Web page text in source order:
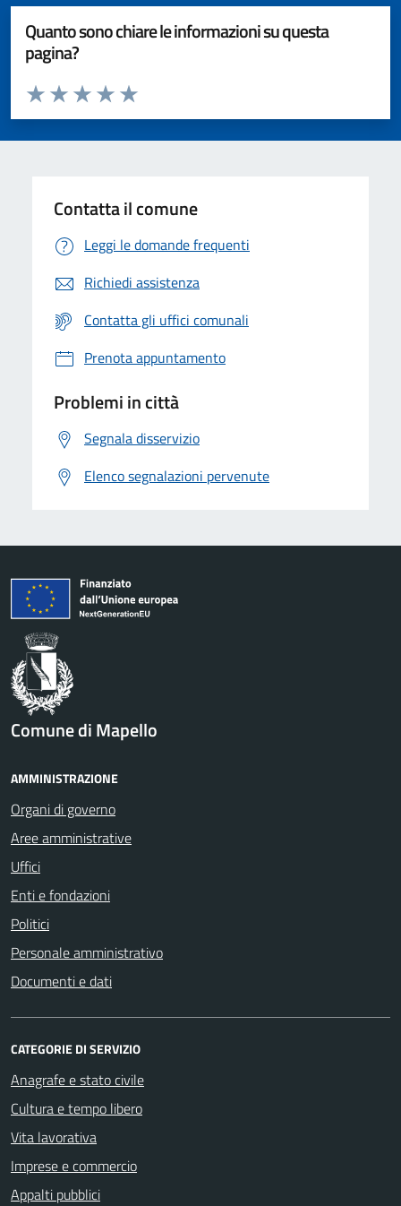
Quanto sono chiare le informazioni su questa
pagina?
Valuta da 1 a 5 stelle la pagina
Valuta 5 stelle su 5
Valuta 4 stelle su 5
Valuta 3 stelle su 5
Valuta 2 stelle su 5
Valuta 1 stelle su 5
Contatta il comune
Leggi le domande frequenti
Richiedi assistenza
Contatta gli uffici comunali
Prenota appuntamento
Problemi in città
Segnala disservizio
Elenco segnalazioni pervenute
Comune di Mapello
AMMINISTRAZIONE
Organi di governo
Aree amministrative
Uffici
Enti e fondazioni
Politici
Personale amministrativo
Documenti e dati
CATEGORIE DI SERVIZIO
Anagrafe e stato civile
Cultura e tempo libero
Vita lavorativa
Imprese e commercio
Appalti pubblici